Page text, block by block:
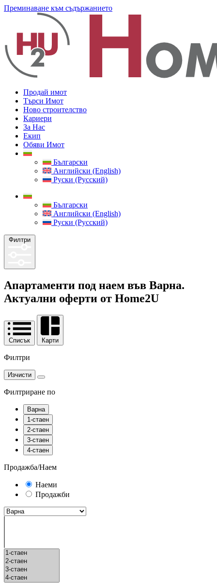
Преминаване към съдържанието
Продай имот
Търси Имот
Ново строителство
Кариери
За Нас
Екип
Обяви Имот
Български
Английски (English)
Руски (Русский)
Български
Английски (English)
Руски (Русский)
Филтри
Апартаменти под наем във Варна.
Актуални оферти от Home2U
Списък Карти
Филтри
Изчисти
Филтриране по
Варна
1-стаен
2-стаен
3-стаен
4-стаен
Продажба/Наем
Наеми
Продажби